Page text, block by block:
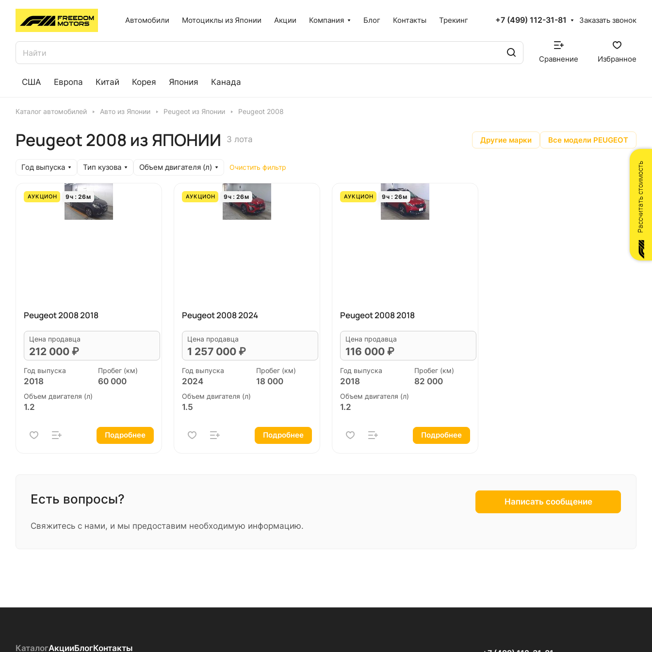
Автомобили Мотоциклы из Японии Акции Компания Блог Контакты Трекинг +7 (499) 112-31-81 Заказать звонок
Сравнение Избранное
США Европа Китай Корея Япония Канада
Каталог автомобилей Авто из Японии Peugeot из Японии Peugeot 2008
Peugeot 2008 из ЯПОНИИ 3 лота Другие марки Все модели PEUGEOT
Год выпуска Тип кузова Объем двигателя (л) Очистить фильтр
АУКЦИОН 9ч 26м
Peugeot 2008 2018
Цена продавца
212 000 ₽
Год выпуска
2018
Пробег (км)
60 000
Объем двигателя (л)
1.2
Подробнее
АУКЦИОН 9ч 26м
Peugeot 2008 2024
Цена продавца
1 257 000 ₽
Год выпуска
2024
Пробег (км)
18 000
Объем двигателя (л)
1.5
Подробнее
АУКЦИОН 9ч 26м
Peugeot 2008 2018
Цена продавца
116 000 ₽
Год выпуска
2018
Пробег (км)
82 000
Объем двигателя (л)
1.2
Подробнее
Есть вопросы?
Свяжитесь с нами, и мы предоставим необходимую информацию.
Написать сообщение
КаталогАкцииБлогКонтакты
Рассчитать стоимость